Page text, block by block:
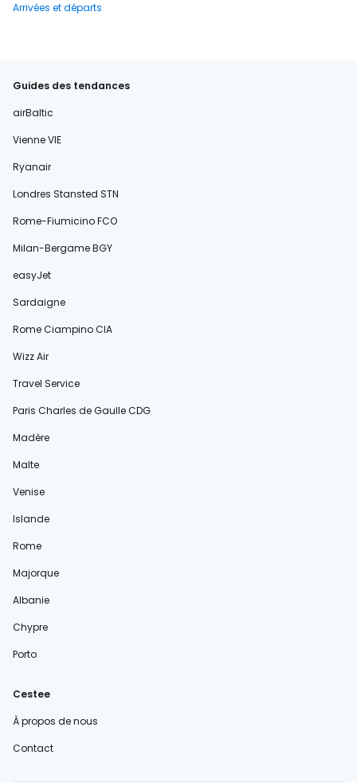
Arrivées et départs
Guides des tendances
airBaltic
Vienne VIE
Ryanair
Londres Stansted STN
Rome-Fiumicino FCO
Milan-Bergame BGY
easyJet
Sardaigne
Rome Ciampino CIA
Wizz Air
Travel Service
Paris Charles de Gaulle CDG
Madère
Malte
Venise
Islande
Rome
Majorque
Albanie
Chypre
Porto
Cestee
À propos de nous
Contact